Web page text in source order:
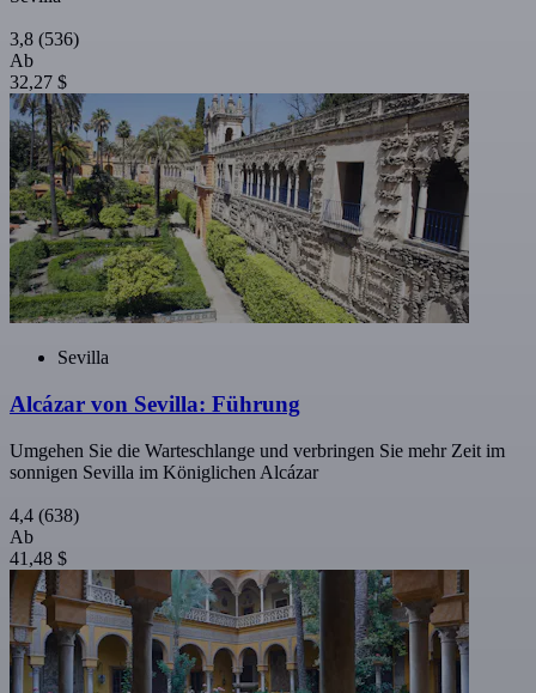
3,8 (536)
Ab
32,27 $
Sevilla
Alcázar von Sevilla: Führung
Umgehen Sie die Warteschlange und verbringen Sie mehr Zeit im
sonnigen Sevilla im Königlichen Alcázar
4,4 (638)
Ab
41,48 $